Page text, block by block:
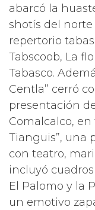
abarcó la
shotís del
repertorio
Tabscoob, La
Tabasco.
Centla” cerró
presentación
Comalcalco, en
Tianguis”, una
con teatro,
incluyó
El Palomo y la
un emotivo